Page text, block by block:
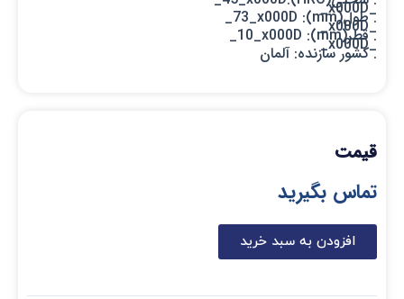
_x000D_
. طول(mm): 73_x000D_
_x000D_
. قطر(mm): 10_x000D_
_x000D_
. کشور سازنده: آلمان
قیمت
تماس بگیرید
افزودن به سبد خرید